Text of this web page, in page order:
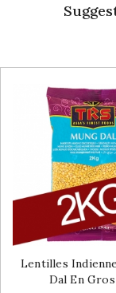
Lentilles
Dal En